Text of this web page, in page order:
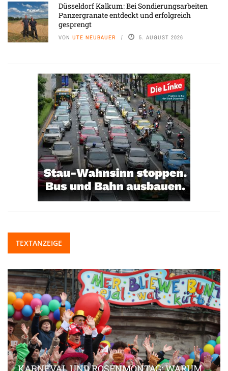
Düsseldorf Kalkum: Bei Sondierungsarbeiten
Panzergranate entdeckt und erfolgreich
gesprengt
VON UTE NEUBAUER 5. AUGUST 2026
TEXTANZEIGE
KARNEVAL UND ROSENMONTAG: WARUM